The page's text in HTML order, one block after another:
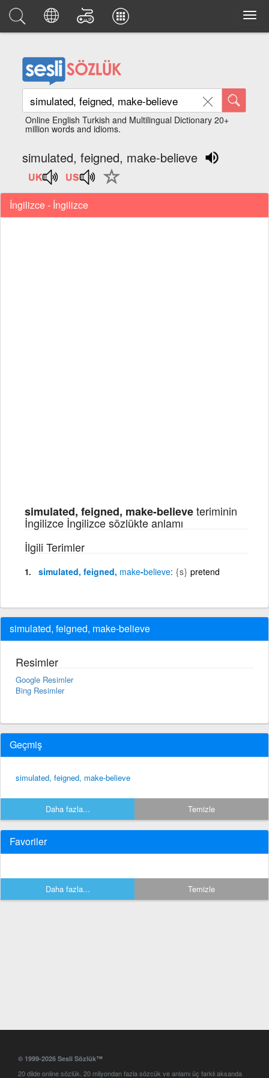
Online English Turkish and Multilingual Dictionary 20+
million words and idioms.
simulated, feigned, make-believe
İngilizce - İngilizce
simulated, feigned, make-believeteriminin
İngilizce İngilizce sözlükte anlamı
İlgili Terimler
simulated, feigned, make-believe {s} pretend
simulated, feigned, make-believe
Resimler
Google Resimler
Bing Resimler
Geçmiş
simulated, feigned, make-believe
Daha fazla... Temizle
Favoriler
Daha fazla... Temizle
© 1999-2026 Sesli Sözlük™
20 dilde online sözlük. 20 milyondan fazla sözcük ve anlamı üç farklı aksanda